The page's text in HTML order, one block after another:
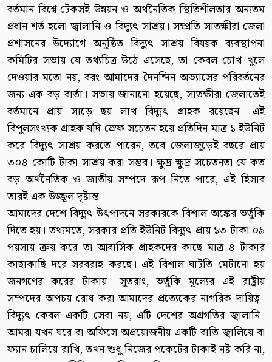
বর্তমান বিশ্বে টেকসই উন্নয়ন ও অর্থনৈতিক স্থিতিশীলতার অন্যতম
প্রধান শর্ত হলো জ্বালানি ও বিদ্যুৎ সাশ্রয়। সম্প্রতি সাতক্ষীরা জেলা
প্রশাসনের উদ্যোগে অনুষ্ঠিত বিদ্যুৎ সাশ্রয় বিষয়ক ব্যবস্থাপনা
কমিটির সভায় যে তথ্যচিত্র উঠে এসেছে, তা কেবল চোখ খুলে
দেওয়ার মতো নয়, বরং আমাদের দৈনন্দিন অভ্যাসের পরিবর্তনের
জন্য এক বড় বার্তা। সভায় জানানো হয়েছে, সাতক্ষীরা জেলাতেই
বর্তমানে প্রায় সাড়ে ছয় লাখ বিদ্যুৎ গ্রাহক রয়েছেন। এই
বিপুলসংখ্যক গ্রাহক যদি স্রেফ সচেতন হয়ে প্রতিদিন মাত্র ১ ইউনিট
করে বিদ্যুৎ সাশ্রয় করতে পারেন, তবে জেলাজুড়েই বছরে প্রায়
৩০৪ কোটি টাকা সাশ্রয় করা সম্ভব। ক্ষুদ্র ক্ষুদ্র সচেতনতা যে কত
বড় অর্থনৈতিক ও জাতীয় সম্পদে রূপ নিতে পারে, এই হিসাব
তারই এক উজ্জ্বল দৃষ্টান্ত।
আমাদের দেশে বিদ্যুৎ উৎপাদনে সরকারকে বিশাল অঙ্কের ভর্তুকি
দিতে হয়। তথ্যমতে, সরকার প্রতি ইউনিট বিদ্যুৎ প্রায় ১৩ টাকা ০৯
পয়সায় ক্রয় করে তা আবাসিক গ্রাহকদের কাছে মাত্র ৪ টাকার
কাছাকাছি দরে সরবরাহ করছে। এই বিশাল ঘাটতি মেটানো হয়
জনগণের করের টাকায়। সুতরাং, ভর্তুকি মূল্যের এই রাষ্ট্রীয়
সম্পদের অপচয় রোধ করা আমাদের প্রত্যেকের নাগরিক দায়িত্ব।
বিদ্যুৎ কেবল একটি সেবা নয়, এটি দেশের অগ্রগতির জ্বালানি।
আমরা যখন ঘরে বা অফিসে অপ্রয়োজনীয় একটি বাতি জ্বালিয়ে বা
ফ্যান চালিয়ে রাখি, তখন শুধু নিজের পকেটের টাকাই নষ্ট করি না,